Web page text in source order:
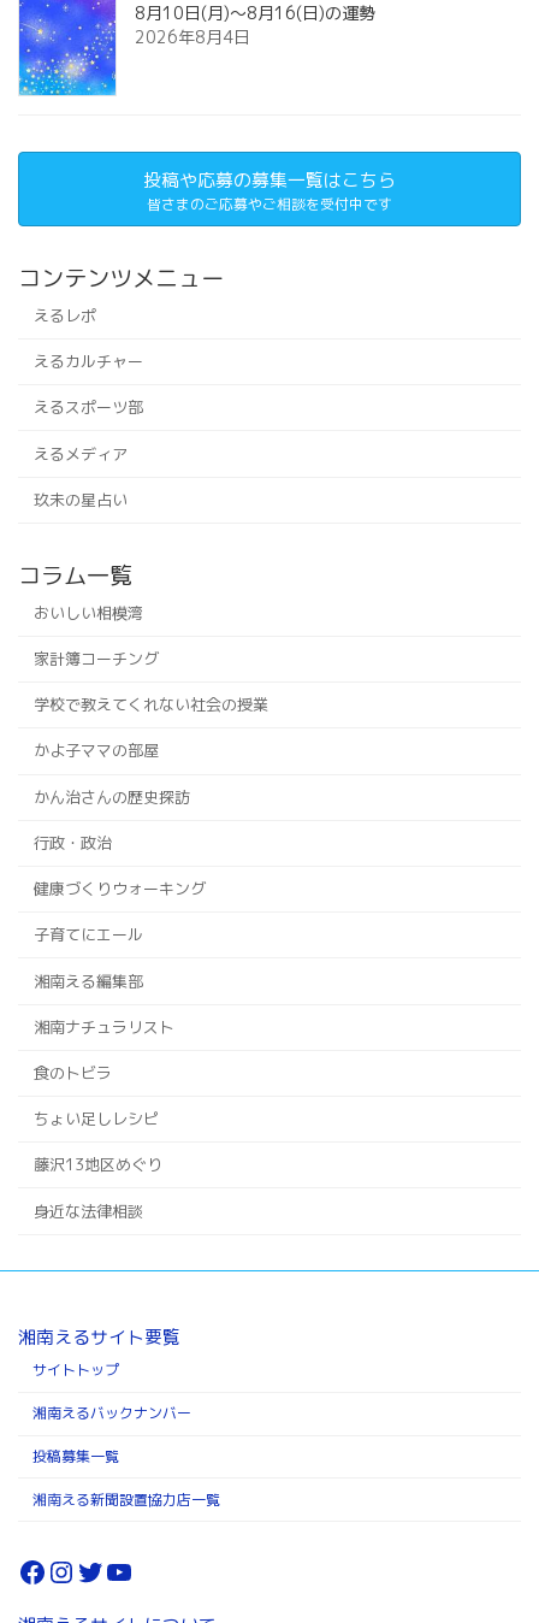
8月10日(月)～8月16(日)の運勢
2026年8月4日
投稿や応募の募集一覧はこちら
皆さまのご応募やご相談を受付中です
コンテンツメニュー
えるレポ
えるカルチャー
えるスポーツ部
えるメディア
玖未の星占い
コラム一覧
おいしい相模湾
家計簿コーチング
学校で教えてくれない社会の授業
かよ子ママの部屋
かん治さんの歴史探訪
行政・政治
健康づくりウォーキング
子育てにエール
湘南える編集部
湘南ナチュラリスト
食のトビラ
ちょい足しレシピ
藤沢13地区めぐり
身近な法律相談
湘南えるサイト要覧
サイトトップ
湘南えるバックナンバー
投稿募集一覧
湘南える新聞設置協力店一覧
Facebook
Instagram
Twitter
YouTube